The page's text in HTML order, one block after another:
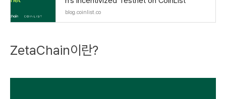
blog.coinlist.co
ZetaChain이란?